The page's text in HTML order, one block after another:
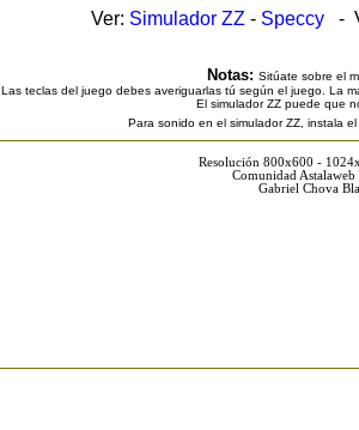
Ver: Simulador ZZ - Speccy -
Notas: Sitúate sobre el
Las teclas del juego debes averiguarlas tú según el juego. La
El simulador ZZ puede que
Para sonido en el simulador ZZ, instala
Resolución 800x600 -
Comunidad
Gabriel Chova